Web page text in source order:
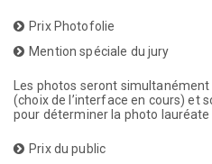
Prix Photofolie
Mention spéciale du jury
Les photos seront
(choix de l’interface en cours) et
pour déterminer la photo lauréate
Prix du public